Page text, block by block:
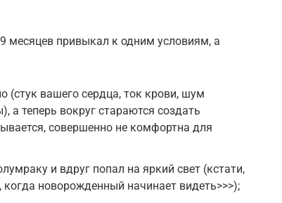
месяцев привыкал к одним условиям, а
(стук вашего сердца, ток крови, шум
теперь вокруг стараются создать
совершенно не комфортна для
и вдруг попал на яркий свет (кстати,
новорожденный начинает видеть>>>);